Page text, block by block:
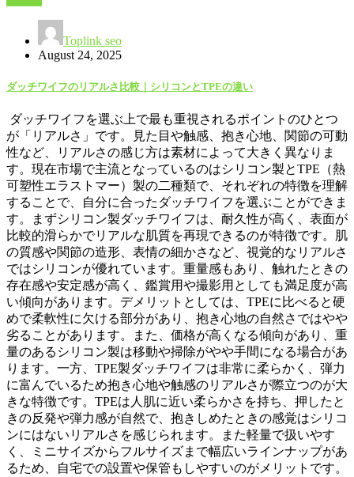
Toplink seo
August 24, 2025
ダッチワイフのリアルさ比較｜シリコンとTPEの違い
ダッチワイフを選ぶ上で最も重視されるポイントのひとつ
が「リアルさ」です。見た目や触感、抱き心地、関節の可動
性など、リアルさの感じ方は素材によって大きく異なりま
す。現在市場で主流となっているのはシリコン製とTPE（熱
可塑性エラストマー）製の二種類で、それぞれの特徴を理解
することで、自分に合ったダッチワイフを選ぶことができま
す。まずシリコン製ダッチワイフは、耐久性が高く、表面が
比較的滑らかでリアルな肌質を再現できるのが特徴です。肌
の質感や関節の造形、表情の細かさなど、視覚的なリアルさ
ではシリコンが優れています。重量感もあり、触れたときの
存在感や安定感が高く、鑑賞用や撮影用としても満足度が高
い傾向があります。デメリットとしては、TPEに比べると硬
めで柔軟性に欠ける部分があり、抱き心地の自然さではやや
劣ることがあります。また、価格が高くなる傾向があり、重
量のあるシリコン製は移動や掃除がやや手間になる場合があ
ります。一方、TPE製ダッチワイフは非常に柔らかく、弾力
に富んでいるため抱き心地や触感のリアルさが際立つのが大
きな特徴です。TPEは人肌に近い柔らかさを持ち、押したと
きの反発や弾力感が自然で、抱きしめたときの感覚はシリコ
ンにはないリアルさを感じられます。また軽量で扱いやす
く、ミニサイズからフルサイズまで幅広いラインナップがあ
るため、自宅での設置や保管もしやすいのがメリットです。